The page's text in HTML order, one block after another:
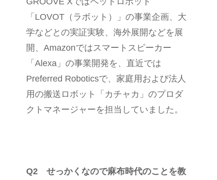
「LOVOT（ラボット）」の事業企画、大
学などとの実証実験、海外展開などを展
開、Amazonではスマートスピーカー
「Alexa」の事業開発を、直近では
Preferred Roboticsで、家庭用および法人
用の搬送ロボット「カチャカ」のプロダ
クトマネージャーを担当していました。
Q2 せっかくなので麻布時代のことを教